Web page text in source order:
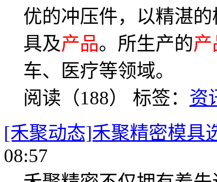
优的冲压件，以精湛
具及产品。所生产的
车、医疗等领域。
阅读（188） 标签： 资
[禾聚动态]禾聚精密模具
08:57